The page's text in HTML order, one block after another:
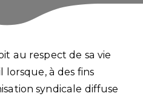
au respect de sa vie
lorsque, à des fins
syndicale diffuse